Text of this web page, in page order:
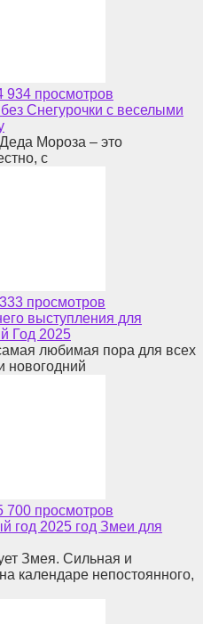
934 просмотров
Снегурочки с веселыми
Мороза – это
с
просмотров
выступления для
Год 2025
любимая пора для всех
новогодний
700 просмотров
год 2025 год Змеи для
Змея. Сильная и
календаре непостоянного,